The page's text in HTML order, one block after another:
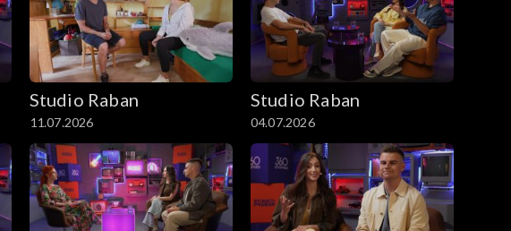
Studio Raban
11.07.2026
Studio Raban
04.07.2026